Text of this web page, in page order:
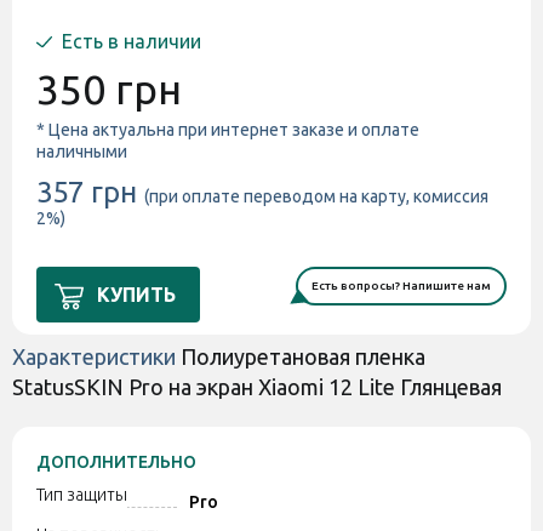
Есть в наличии
350 грн
* Цена актуальна при интернет заказе и оплате
наличными
357 грн (при оплате переводом на карту, комиссия
2%)
КУПИТЬ Есть вопросы? Напишите нам
Характеристики Полиуретановая пленка
StatusSKIN Pro на экран Xiaomi 12 Lite Глянцевая
ДОПОЛНИТЕЛЬНО
Тип защиты
Pro